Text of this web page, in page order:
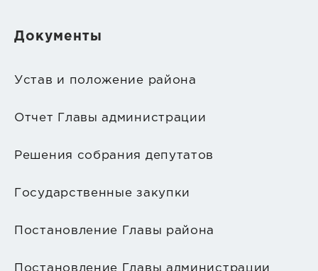
Документы
Устав и положение района
Отчет Главы администрации
Решения собрания депутатов
Государственные закупки
Постановление Главы района
Постановление Главы администрации